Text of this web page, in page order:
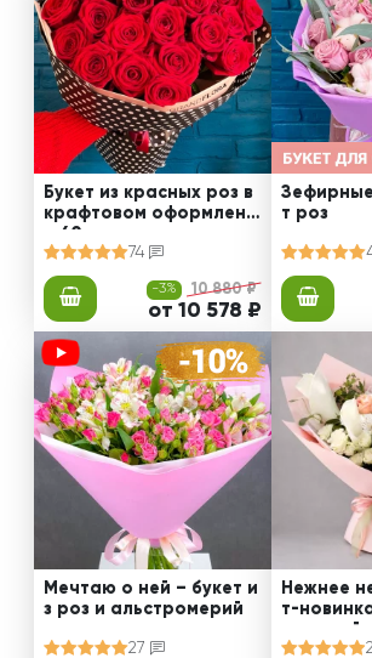
Букет из красных роз в
крафтовом оформлени
и 60 см
74
-3% 10 880 ₽
от 10 578 ₽
т роз
Мечтаю о ней – букет и
з роз и альстромерий
27
Нежнее
т-
ромерий